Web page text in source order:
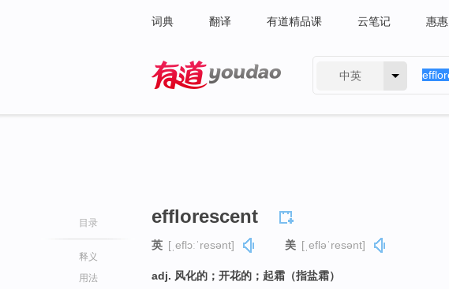
词典 翻译 有道精品课 云笔记 惠惠
中英
目录
释义
用法
efflorescent
英 [ˌeflɔːˈresənt] 美 [ˌefləˈresənt]
adj. 风化的；开花的；起霜（指盐霜）